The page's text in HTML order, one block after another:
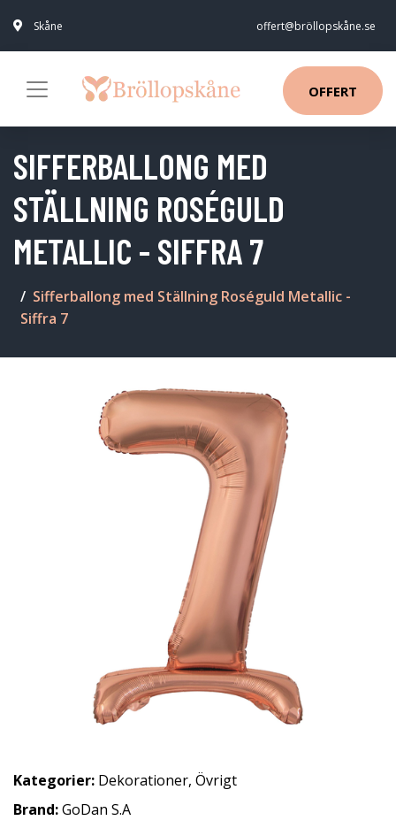
Skåne offert@bröllopskåne.se
OFFERT
SIFFERBALLONG MED
STÄLLNING ROSÉGULD
METALLIC - SIFFRA 7
Sifferballong med Ställning Roséguld Metallic -
Siffra 7
Kategorier: Dekorationer, Övrigt
Brand:GoDan S.A